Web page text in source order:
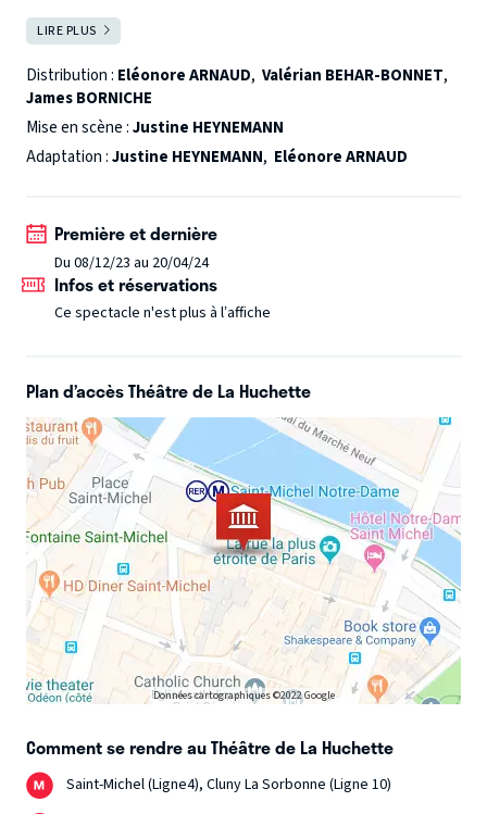
l’heure. Défiant la mort, jamais très loin. Un parcours
transgressif, rock, ponctué de road trips psychédéliques,
de luttes enflammées et de moments d’une infinie
douceur.Entrer dans l’univers de Cookie c’est déambuler
au bord de la falaise. Osez l’expérience…
LIRE PLUS
Distribution : Eléonore ARNAUD, Valérian BEHAR-BONNET,
James BORNICHE
Mise en scène :Justine HEYNEMANN
Adaptation :Justine HEYNEMANN, Eléonore ARNAUD
Première et dernière
Du 08/12/23 au 20/04/24
Infos et réservations
Ce spectacle n'est plus à l’affiche
Plan d’accès Théâtre de La Huchette
Données cartographiques ©2022 Google
Comment se rendre au Théâtre de La Huchette
Saint-Michel (Ligne4), Cluny La Sorbonne (Ligne 10)